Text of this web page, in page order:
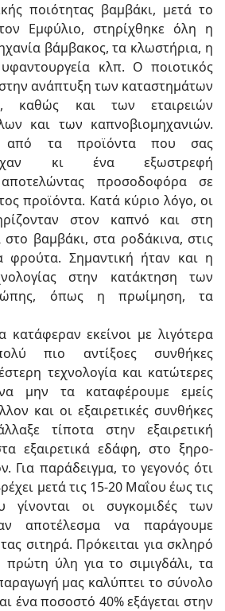
ποιότητας βαμβάκι, μετά το
Εμφύλιο, στηρίχθηκε όλη η
βάμβακος, τα κλωστήρια, η
κλπ. Ο ποιοτικός
ανάπτυξη των καταστημάτων
καθώς και των εταιρειών
και των καπνοβιομηχανιών.
από τα προϊόντα που σας
κι ένα εξωστρεφή
προσοδοφόρα σε
προϊόντα. Κατά κύριο λόγο, οι
στον καπνό και στη
βαμβάκι, στα ροδάκινα, στις
φρούτα. Σημαντική ήταν και η
στην κατάκτηση των
όπως η πρωίμηση, τα
εκείνοι με λιγότερα
πιο αντίξοες συνθήκες
τεχνολογία και κατώτερες
μην τα καταφέρουμε εμείς
και οι εξαιρετικές συνθήκες
τίποτα στην εξαιρετική
εξαιρετικά εδάφη, στο ξηρο-
Για παράδειγμα, το γεγονός ότι
μετά τις 15-20 Μαΐου έως τις
γίνονται οι συγκομιδές των
αποτέλεσμα να παράγουμε
σιτηρά. Πρόκειται για σκληρό
πρώτη ύλη για το σιμιγδάλι, τα
μας καλύπτει το σύνολο
ένα ποσοστό 40% εξάγεται στην